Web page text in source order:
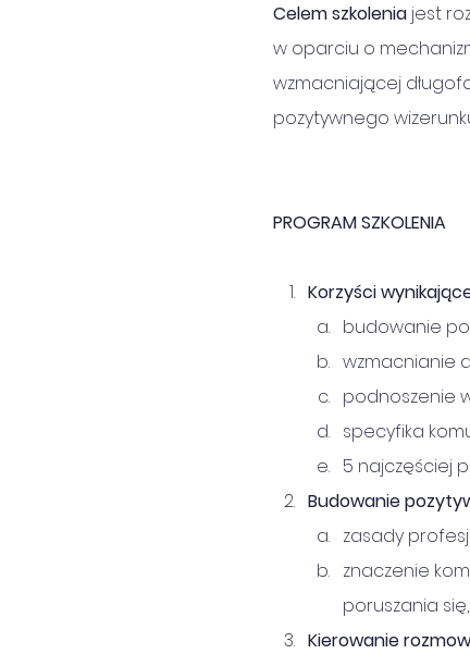
Celem szkolenia jest
w oparciu o
wzmacniającej
pozytywnego
PROGRAM SZKOLENIA
Korzyści
budowanie
wzmacnianie
podnoszenie
specyfika
5 najczęściej
Budowanie
zasady
znaczenie
poruszania
Kierowanie